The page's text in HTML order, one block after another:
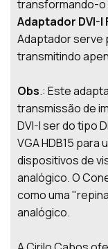
transformando-o
Adaptador DVI-I
Adaptador serve
transmitindo
Obs.: Este
transmissão de
DVI-I ser do tipo
VGA HDB15 para
dispositivos de
analógico. O
como uma
analógico.